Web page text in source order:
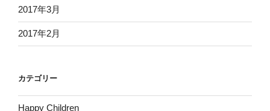
2017年3月
2017年2月
カテゴリー
Happy Children